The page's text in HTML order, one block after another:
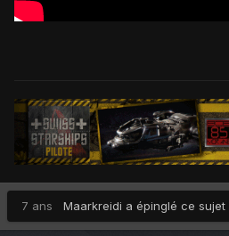
7 ans Maarkreidi a épinglé ce sujet